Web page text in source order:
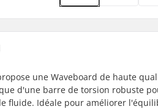
une Waveboard de haute
d'une barre de torsion robuste
fluide. Idéale pour améliorer